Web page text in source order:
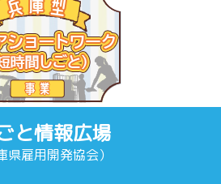
と情報広場
雇用開発協会）